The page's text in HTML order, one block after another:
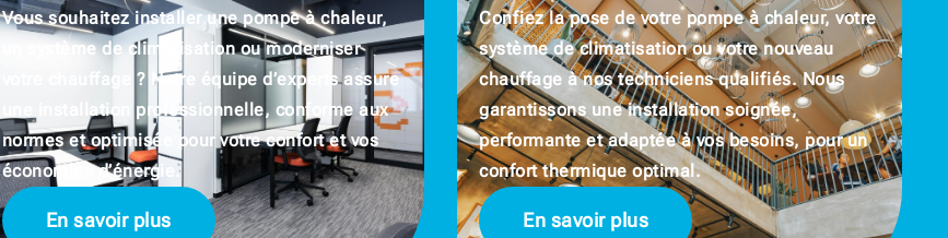
Vous souhaitez installer une pompe à chaleur,
un système de climatisation ou moderniser
votre chauffage ? Notre équipe d’experts assure
une installation professionnelle, conforme aux
normes et optimisée pour votre confort et vos
économies d’énergie.
En savoir plus
Confiez la pose de votre pompe à chaleur, votre
système de climatisation ou votre nouveau
chauffage à nos techniciens qualifiés. Nous
garantissons une installation soignée,
performante et adaptée à vos besoins, pour un
confort thermique optimal.
En savoir plus